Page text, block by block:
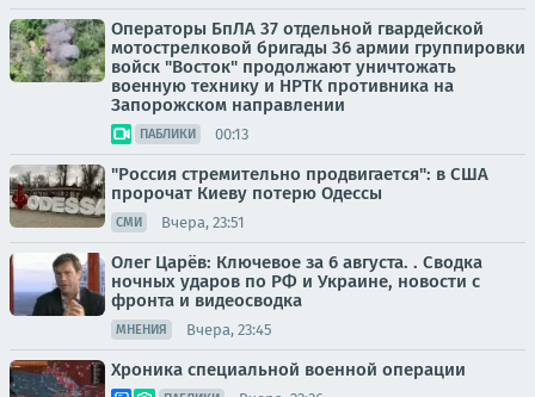
Операторы БпЛА 37 отдельной гвардейской
мотострелковой бригады 36 армии группировки
войск "Восток" продолжают уничтожать
военную технику и НРТК противника на
Запорожском направлении
ПАБЛИКИ 00:13
"Россия стремительно продвигается": в США
пророчат Киеву потерю Одессы
СМИ Вчера, 23:51
Олег Царёв: Ключевое за 6 августа. . Сводка
ночных ударов по РФ и Украине, новости с
фронта и видеосводка
МНЕНИЯ Вчера, 23:45
Хроника специальной военной операции